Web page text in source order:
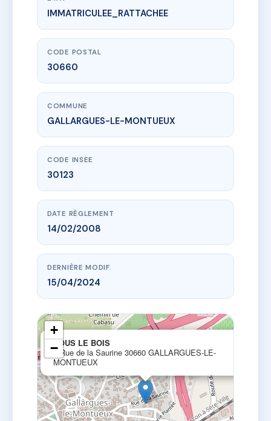
www.vme.plus/AC9127903
SOUS LE BOIS
3 Rue de la Saurine
30660 GALLARGUES-LE-MONTUEUX
IMMATRICULEE_RATTACHEE
CODE POSTAL
30660
COMMUNE
GALLARGUES-LE-MONTUEUX
CODE INSEE
30123
DATE RÈGLEMENT
14/02/2008
DERNIÈRE MODIF.
15/04/2024
SOUS LE BOIS
3 Rue de la Saurine 30660 GALLARGUES-LE-
MONTUEUX
+
−